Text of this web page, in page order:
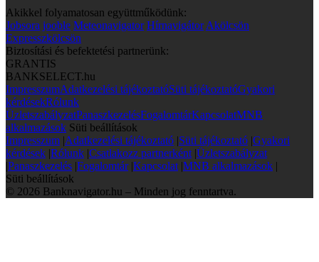
Akikkel folyamatosan együttműködünk:
Jobsora jooble Meteonavigator Hírnavigátor Akölcsön
Expresszkölcsön
Biztosítási és befektetési partnerünk:
GRANTIS
BANKSELECT.hu
ImpresszumAdatkezelési tájékoztatóSüti tájékoztatóGyakori
kérdésekRólunk
ÜzletszabályzatPanaszkezelésFogalomtárKapcsolatMNB
alkalmazások Süti beállítások
Impresszum |Adatkezelési tájékoztató |Süti tájékoztató |Gyakori
kérdések |Rólunk |Csatlakozz partnerként |Üzletszabályzat
|Panaszkezelés |Fogalomtár |Kapcsolat |MNB alkalmazások |
Süti beállítások
© 2026 Banknavigator.hu – Minden jog fenntartva.